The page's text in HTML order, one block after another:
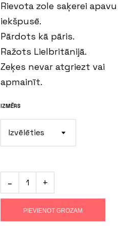
Rievota zole saķerei apavu
iekšpusē.
Pārdots kā pāris.
Ražots Lielbritānijā.
Zeķes nevar atgriezt vai
apmainīt.
IZMĒRS
Izvēlēties
PIEVIENOT GROZAM